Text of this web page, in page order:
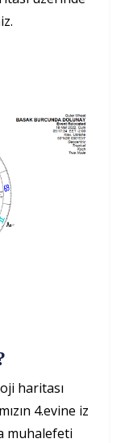
haritası
4.evine iz
muhalefeti